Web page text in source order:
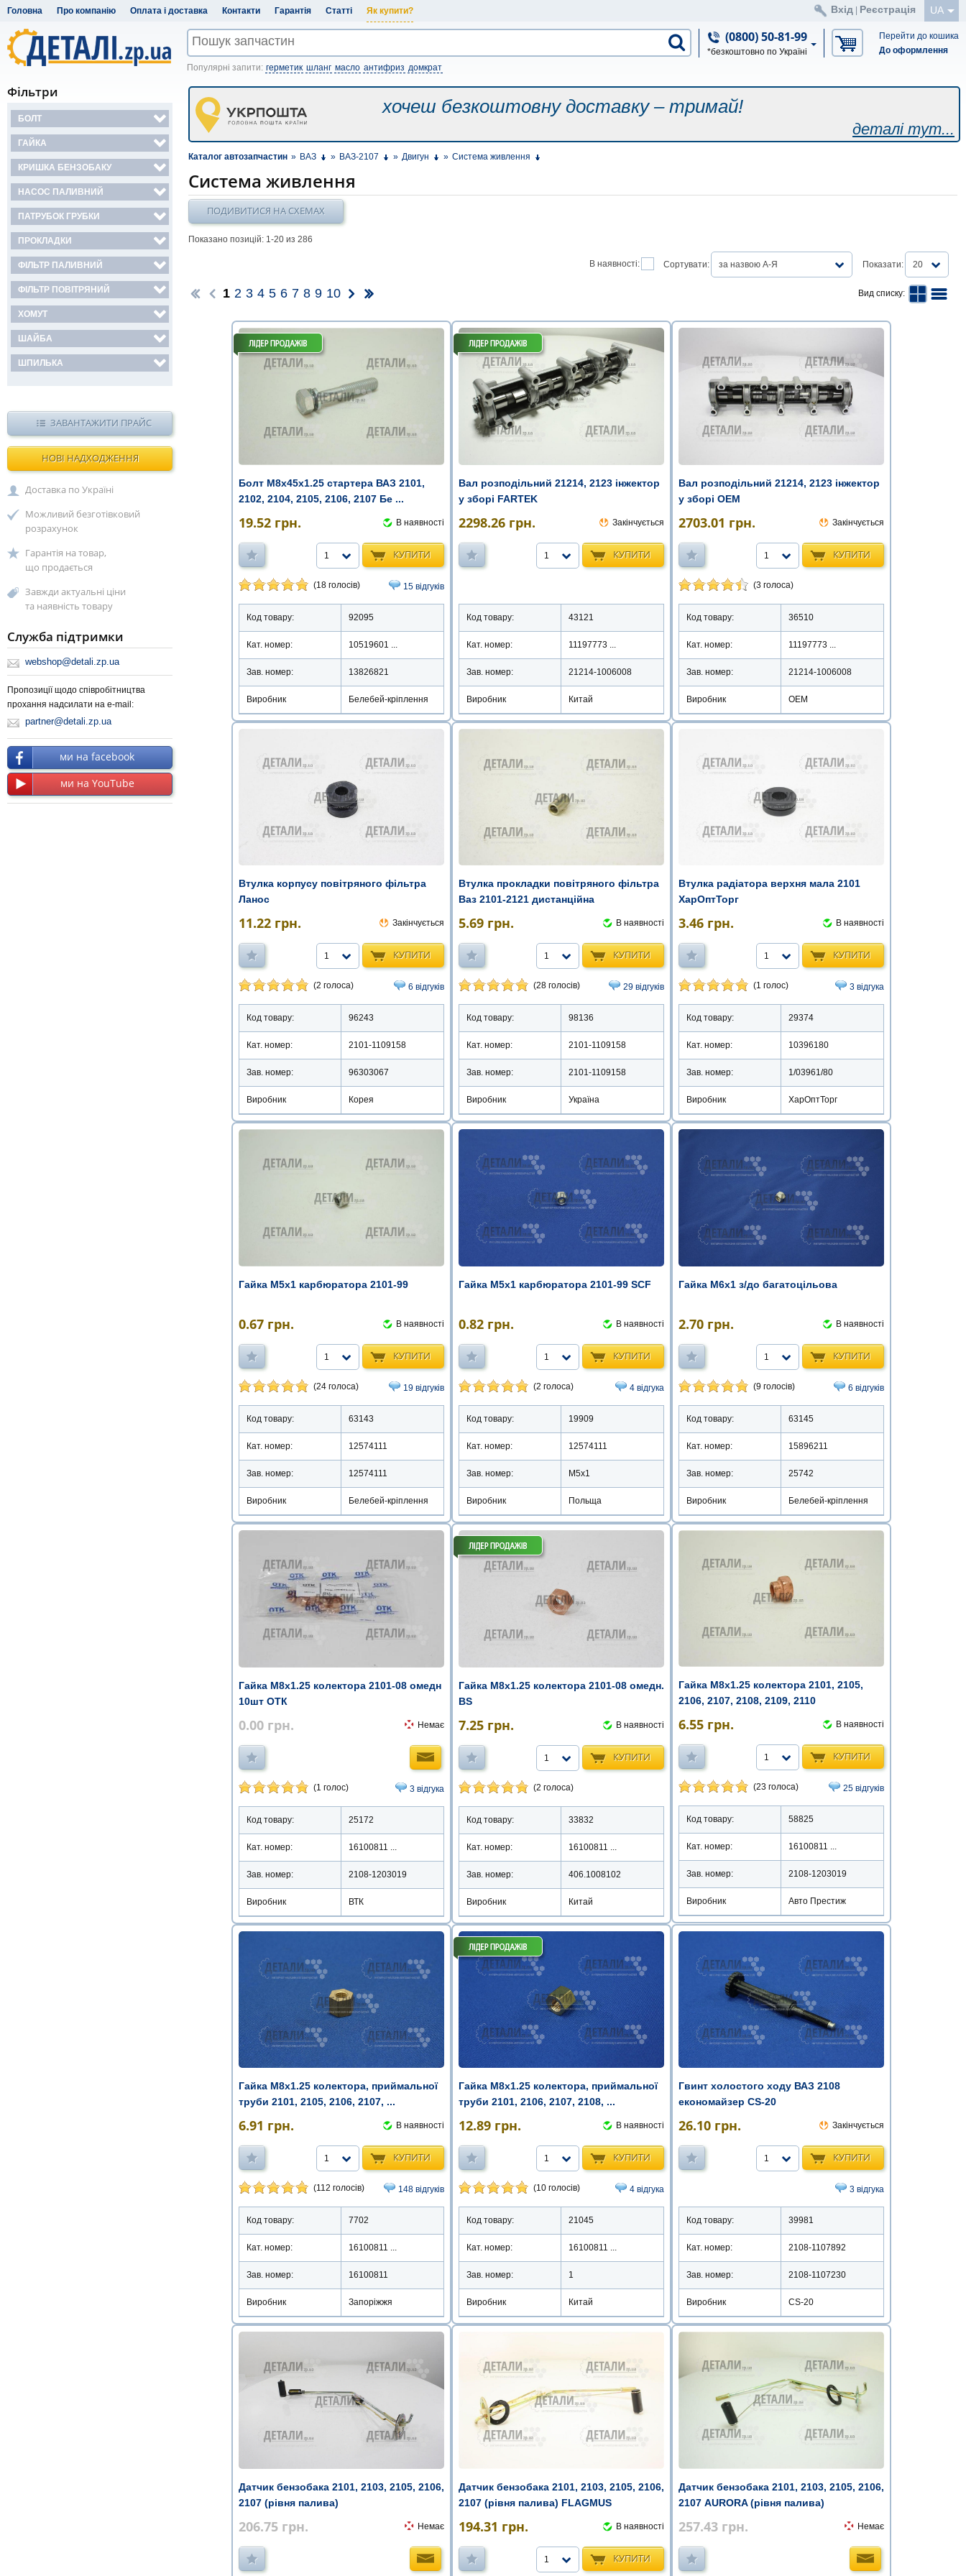
Головна Про компанію Оплата і доставка Контакти Гарантія Статті Як купити? UA
Вхід Реєстрація
(0800) 50-81-99
*безкоштовно по Україні
Перейти до кошика
До оформлення
Популярні запити: герметик шланг масло антифриз домкрат
хочеш безкоштовну доставку – тримай!
деталі тут...
Каталог автозапчастин » ВАЗ » ВАЗ-2107 » Двигун » Система живлення
Система живлення
ПОДИВИТИСЯ НА СХЕМАХ
Показано позицій: 1-20 из 286
В наявності: Сортувати: за назвою А-Я Показати: 20
1 2 3 4 5 6 7 8 9 10 Вид списку:
Болт М8х45х1.25 стартера ВАЗ 2101,
2102, 2104, 2105, 2106, 2107 Бе ...
19.52 грн. В наявності
КУПИТИ
1
(18 голосів) 15 відгуків
Код товару: 92095
Кат. номер: 10519601 ...
Зав. номер: 13826821
Виробник Белебей-кріплення
Вал розподільний 21214, 2123 інжектор
у зборі FARTEK
2298.26 грн. Закінчується
КУПИТИ
1
Код товару: 43121
Кат. номер: 11197773 ...
Зав. номер: 21214-1006008
Виробник Китай
Вал розподільний 21214, 2123 інжектор
у зборі ОЕМ
2703.01 грн. Закінчується
КУПИТИ
1
(3 голоса)
Код товару: 36510
Кат. номер: 11197773 ...
Зав. номер: 21214-1006008
Виробник ОЕМ
Втулка корпусу повітряного фільтра
Ланос
11.22 грн. Закінчується
КУПИТИ
1
(2 голоса) 6 відгуків
Код товару: 96243
Кат. номер: 2101-1109158
Зав. номер: 96303067
Виробник Корея
Втулка прокладки повітряного фільтра
Ваз 2101-2121 дистанційна
5.69 грн. В наявності
КУПИТИ
1
(28 голосів) 29 відгуків
Код товару: 98136
Кат. номер: 2101-1109158
Зав. номер: 2101-1109158
Виробник Україна
Втулка радіатора верхня мала 2101
ХарОптТорг
3.46 грн. В наявності
КУПИТИ
1
(1 голос) 3 відгука
Код товару: 29374
Кат. номер: 10396180
Зав. номер: 1/03961/80
Виробник ХарОптТорг
Гайка М5х1 карбюратора 2101-99
0.67 грн. В наявності
КУПИТИ
1
(24 голоса) 19 відгуків
Код товару: 63143
Кат. номер: 12574111
Зав. номер: 12574111
Виробник Белебей-кріплення
Гайка М5х1 карбюратора 2101-99 SCF
0.82 грн. В наявності
КУПИТИ
1
(2 голоса) 4 відгука
Код товару: 19909
Кат. номер: 12574111
Зав. номер: М5х1
Виробник Польща
Гайка М6х1 з/до багатоцільова
2.70 грн. В наявності
КУПИТИ
1
(9 голосів) 6 відгуків
Код товару: 63145
Кат. номер: 15896211
Зав. номер: 25742
Виробник Белебей-кріплення
Гайка М8х1.25 колектора 2101-08 омедн
10шт ОТК
0.00 грн. Немає
(1 голос) 3 відгука
Код товару: 25172
Кат. номер: 16100811 ...
Зав. номер: 2108-1203019
Виробник ВТК
Гайка М8х1.25 колектора 2101-08 омедн.
BS
7.25 грн. В наявності
КУПИТИ
1
(2 голоса)
Код товару: 33832
Кат. номер: 16100811 ...
Зав. номер: 406.1008102
Виробник Китай
Гайка М8х1.25 колектора 2101, 2105,
2106, 2107, 2108, 2109, 2110
6.55 грн. В наявності
КУПИТИ
1
(23 голоса) 25 відгуків
Код товару: 58825
Кат. номер: 16100811 ...
Зав. номер: 2108-1203019
Виробник Авто Престиж
Гайка М8х1.25 колектора, приймальної
труби 2101, 2105, 2106, 2107, ...
6.91 грн. В наявності
КУПИТИ
1
(112 голосів) 148 відгуків
Код товару: 7702
Кат. номер: 16100811 ...
Зав. номер: 16100811
Виробник Запоріжжя
Гайка М8х1.25 колектора, приймальної
труби 2101, 2106, 2107, 2108, ...
12.89 грн. В наявності
КУПИТИ
1
(10 голосів) 4 відгука
Код товару: 21045
Кат. номер: 16100811 ...
Зав. номер: 1
Виробник Китай
Гвинт холостого ходу ВАЗ 2108
економайзер CS-20
26.10 грн. Закінчується
КУПИТИ
1
3 відгука
Код товару: 39981
Кат. номер: 2108-1107892
Зав. номер: 2108-1107230
Виробник CS-20
Датчик бензобака 2101, 2103, 2105, 2106,
2107 (рівня палива)
206.75 грн. Немає
Датчик бензобака 2101, 2103, 2105, 2106,
2107 (рівня палива) FLAGMUS
194.31 грн. В наявності
КУПИТИ
1
Датчик бензобака 2101, 2103, 2105, 2106,
2107 AURORA (рівня палива)
257.43 грн. Немає
Фільтри
БОЛТ
ГАЙКА
КРИШКА БЕНЗОБАКУ
НАСОС ПАЛИВНИЙ
ПАТРУБОК ГРУБКИ
ПРОКЛАДКИ
ФІЛЬТР ПАЛИВНИЙ
ФІЛЬТР ПОВІТРЯНИЙ
ХОМУТ
ШАЙБА
ШПИЛЬКА
ЗАВАНТАЖИТИ ПРАЙС
НОВІ НАДХОДЖЕННЯ
Доставка по Україні
Можливий безготівковий
розрахунок
Гарантія на товар,
що продається
Завжди актуальні ціни
та наявність товару
Служба підтримки
webshop@detali.zp.ua
Пропозиції щодо співробітництва
прохання надсилати на e-mail:
partner@detali.zp.ua
ми на facebook
ми на YouTube